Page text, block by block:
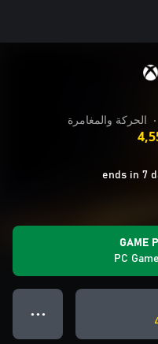
• الحركة والمغامرة
● ● ●